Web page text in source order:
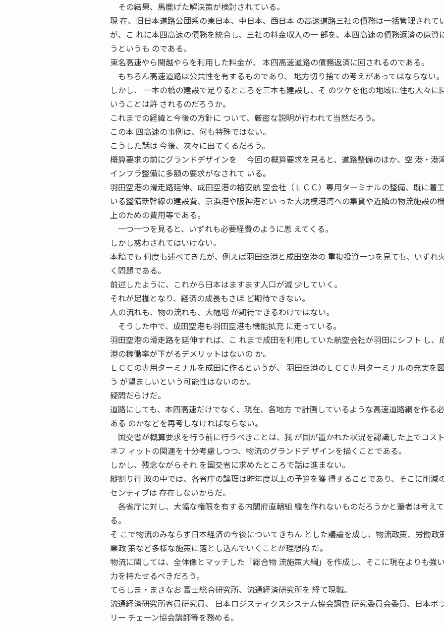
その結果、馬鹿げた解決策が検討されている。
現 在、旧日本道路公団系の東日本、中日本、西日本 の高速道路三社の債務は一括管理されて
が、こ れに本四高速の債務を統合し、三社の料金収入の一 部を、本四高速の債務返済の原資
うというも のである。
東名高速やら関越やらを利用した料金が、 本四高速道路の債務返済に回されるのである。
もちろん高速道路は公共性を有するものであり、 地方切り捨ての考えがあってはならない。
しかし、 一本の橋の建設で足りるところを三本も建設し、そ のツケを他の地域に住む人々に
いうことは許 されるのだろうか。
これまでの経緯と今後の方針に ついて、厳密な説明が行われて当然だろう。
この本 四高速の事例は、何も特殊ではない。
こうした話は 今後、次々に出てくるだろう。
概算要求の前にグランドデザインを 今回の概算要求を見ると、道路整備のほか、空 港・港
インフラ整備に多額の要求がなされて いる。
羽田空港の滑走路延伸、成田空港の格安航 空会社（ＬＣＣ）専用ターミナルの整備、既に着
いる整備新幹線の建設費、京浜港や阪神港とい った大規模港湾への集貨や近隣の物流施設の
上のための費用等である。
一つ一つを見ると、いずれも必要経費のように思 えてくる。
しかし惑わされてはいけない。
本稿でも 何度も述べてきたが、例えば羽田空港と成田空港の 重複投資一つを見ても、いずれ
く問題である。
前述したように、これから日本はますます人口が減 少していく。
それが足枷となり、経済の成長もさほ ど期待できない。
人の流れも、物の流れも、大幅増 が期待できるわけではない。
そうした中で、成田空港も羽田空港も機能拡充 に走っている。
羽田空港の滑走路を延伸すれば、こ れまで成田を利用していた航空会社が羽田にシフト し、
港の稼働率が下がるデメリットはないの か。
ＬＣＣの専用ターミナルを成田に作るというが、 羽田空港のＬＣＣ専用ターミナルの充実を
う が望ましいという可能性はないのか。
疑問だらけだ。
道路にしても、本四高速だけでなく、現在、各地方 で計画しているような高速道路網を作る
ある のかなどを再考しなければならない。
国交省が概算要求を行う前に行うべきことは、我 が国が置かれた状況を認識した上でコス
ネフ ィットの関連を十分考慮しつつ、物流のグランドデ ザインを描くことである。
しかし、残念ながらそれ を国交省に求めたところで話は進まない。
縦割り行 政の中では、各省庁の論理は昨年度以上の予算を獲 得することであり、そこに削減
センティブは 存在しないからだ。
各省庁に対し、大幅な権限を有する内閣府直轄組 織を作れないものだろうかと筆者は考え
る。
そ こで物流のみならず日本経済の今後についてきちん とした議論を成し、物流政策、労働政
業政 策など多様な施策に落とし込んでいくことが理想的 だ。
物流に関しては、全体像とマッチした「総合物 流施策大綱」を作成し、そこに現在よりも強
力を持たせるべきだろう。
てらしま・まさなお 富士総合研究所、流通経済研究所を 経て現職。
流通経済研究所客員研究員、 日本ロジスティクスシステム協会調査 研究委員会委員、日本ボ
リー チェーン協会講師等を務める。